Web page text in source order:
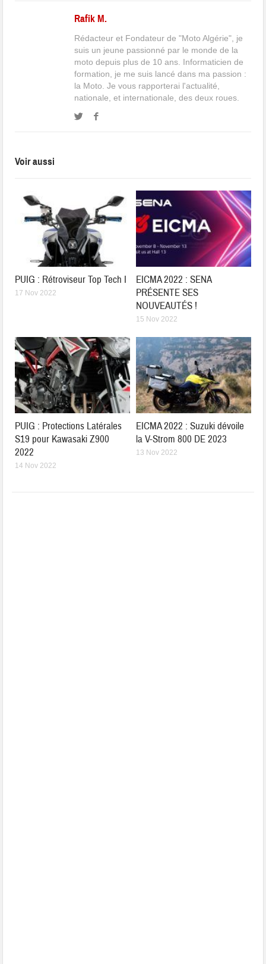
Rafik M.
Rédacteur et Fondateur de "Moto Algérie", je
suis un jeune passionné par le monde de la
moto depuis plus de 10 ans. Informaticien de
formation, je me suis lancé dans ma passion :
la Moto. Je vous rapporterai l'actualité,
nationale, et internationale, des deux roues.
Voir aussi
PUIG : Rétroviseur Top Tech I
17 Nov 2022
EICMA 2022 : SENA
PRÉSENTE SES
NOUVEAUTÉS !
15 Nov 2022
PUIG : Protections Latérales
S19 pour Kawasaki Z900
2022
14 Nov 2022
EICMA 2022 : Suzuki dévoile
la V-Strom 800 DE 2023
13 Nov 2022